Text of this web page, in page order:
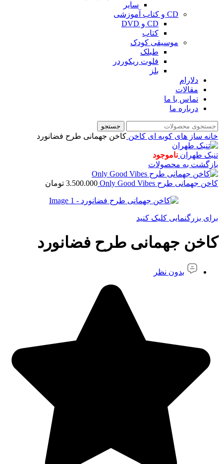
سایر
CD و کتاب آموزشی
CD و DVD
کتاب
موسیقی کودک
طبلک
فلوت ریکوردر
بلز
دلارام
مقالات
تماس با ما
درباره ما
جستجو
خانه ساز های کوبه ای کاخن کاخن جهمانی طرح فضانورد
تنبک طهران ناموجود
بازگشت به محصولات
کاخن جهمانی طرح Only Good Vibes 3.500.000 تومان
برای بزرگنمایی کلیک کنید
کاخن جهمانی طرح فضانورد
بدون نظر